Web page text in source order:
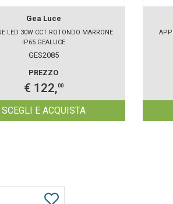
Gea Luce
LED 30W CCT ROTONDO MARRONE
IP65 GEALUCE
GES2085
PREZZO
€ 122,00
SCEGLI E ACQUISTA